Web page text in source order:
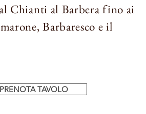
Chianti al Barbera fino ai
Barbaresco e il
PRENOTA TAVOLO